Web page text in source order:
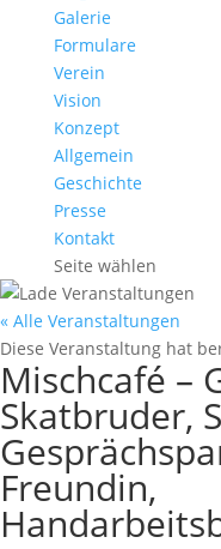
Galerie
Formulare
Verein
Vision
Konzept
Allgemein
Geschichte
Presse
Kontakt
Seite wählen
« Alle Veranstaltungen
Diese Veranstaltung hat
Mischcafé –
Skatbruder,
Freundin,